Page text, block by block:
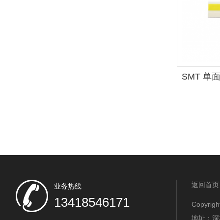
SMT 单
业务热线
13418546171
返回首页
地址：